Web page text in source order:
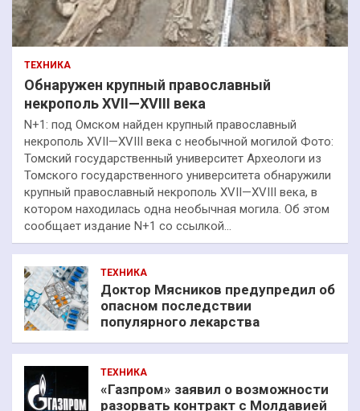
ТЕХНИКА
Обнаружен крупный православный
некрополь XVII—XVIII века
N+1: под Омском найден крупный православный
некрополь XVII—XVIII века с необычной могилой Фото:
Томский государственный университет Археологи из
Томского государственного университета обнаружили
крупный православный некрополь XVII—XVIII века, в
котором находилась одна необычная могила. Об этом
сообщает издание N+1 со ссылкой…
ТЕХНИКА
Доктор Мясников предупредил об
опасном последствии
популярного лекарства
ТЕХНИКА
«Газпром» заявил о возможности
разорвать контракт с Молдавией